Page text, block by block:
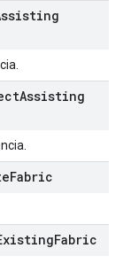
Assisting
Fabric
Fabric